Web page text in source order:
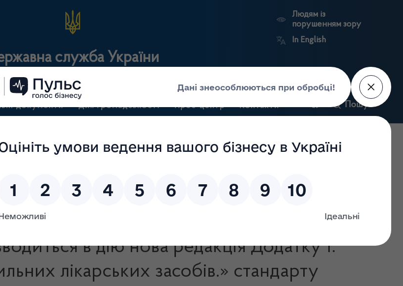
служба України
засобів та контролю за наркотиками
Людям із
порушенням зору
In English
документи Для громадськості Прес-центр Контакти Пошук
імпорт
АФІ)
Державний
нагляд
виробництва лікарських
Ринковий
Державні
Антикорупційний
портал
вводиться в дію нова редакція Додатку 1. «Виробництво стерильних лікарських засобів.» стандарту
Належна виробнича практика. СТ-Н МОЗУ 42-4.0:2020»
в дію нова редакція Додатку 1.
лікарських засобів.» стандарту